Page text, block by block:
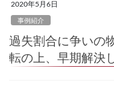
2020年5月6日
事例紹介
過失割合に争いの
転の上、早期解決